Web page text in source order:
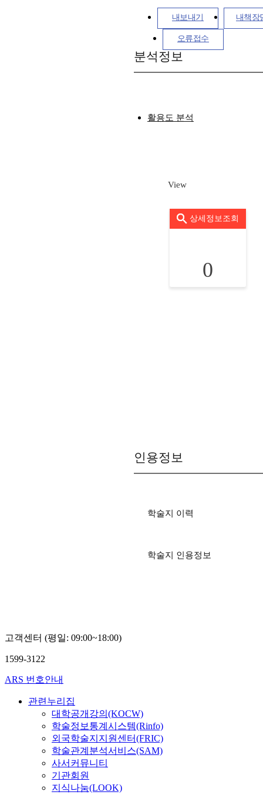
내보내기 내책장
오류접수
분석정보
활용도 분석
View
상세정보조회
0
인용정보
학술지 이력
학술지 인용정보
고객센터 (평일: 09:00~18:00)
1599-3122
ARS 번호안내
관련누리집
대학공개강의(KOCW)
학술정보통계시스템(Rinfo)
외국학술지지원센터(FRIC)
학술관계분석서비스(SAM)
사서커뮤니티
기관회원
지식나눔(LOOK)